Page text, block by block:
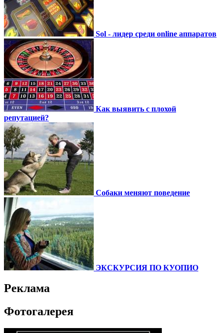
Sol - лидер среди online аппаратов
Как выявить с плохой
репутацией?
Собаки меняют поведение
ЭКСКУРСИЯ ПО КУОПИО
Реклама
Фотогалерея